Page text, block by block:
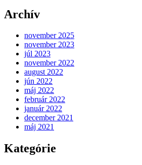
Archív
november 2025
november 2023
júl 2023
november 2022
august 2022
jún 2022
máj 2022
február 2022
január 2022
december 2021
máj 2021
Kategórie